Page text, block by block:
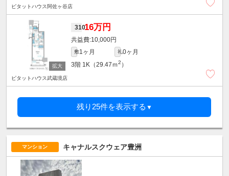
ピタットハウス阿佐ヶ谷店
31016万円
10,000円
敷1ヶ月 礼0ヶ月
3階 1K（29.47ｍ2 ）
ピタットハウス武蔵境店
残り25件を表示する ▼
マンション キャナルスクウェア豊洲